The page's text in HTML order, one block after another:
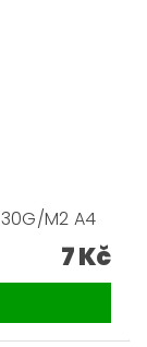
M2 A4
7 Kč